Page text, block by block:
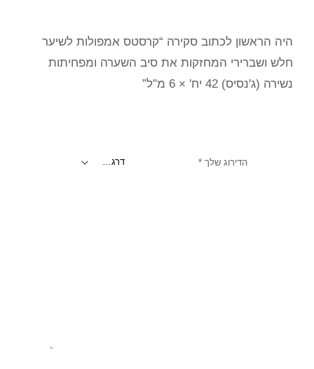
היה הראשון לכתוב סקירה “קרסטס אמפולות לשיער
חלש ושברירי המחזקות את סיב השערה ומפחיתות
נשירה (ג'נסיס) 42 יח' × 6 מ"ל”
הדירוג שלך *